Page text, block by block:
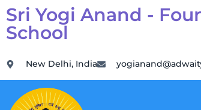
Sri Yogi Anand -
School
New Delhi, India